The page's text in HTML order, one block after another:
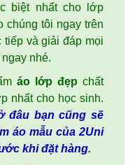
biệt nhất cho lớp
chúng tôi ngay trên
và giải đáp mọi
nhé.
áo lớp đẹp chất
nhất cho học sinh.
đâu bạn cũng sẽ
áo mẫu của 2Uni
khi đặt hàng.